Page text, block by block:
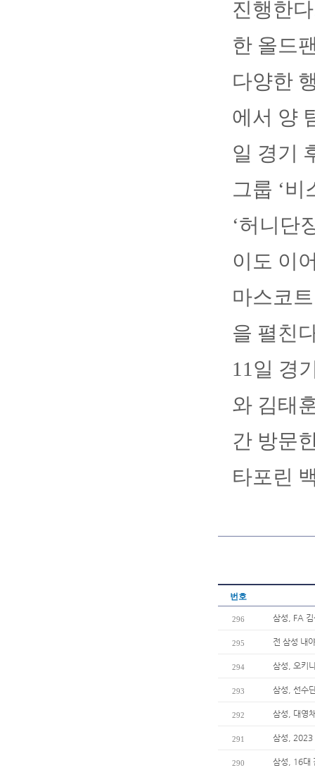
진행한
한 올드
다양한
에서 양
일 경기
그룹 ‘비
‘허니단
이도 이
마스코
을 펼친
11일 경
와 김태
간 방문
타포린
번호
296 삼성, FA 김
295 전 삼성 내
294 삼성, 오키
293 삼성, 선수
292 삼성, 대영
291 삼성, 2023
290 삼성, 16대